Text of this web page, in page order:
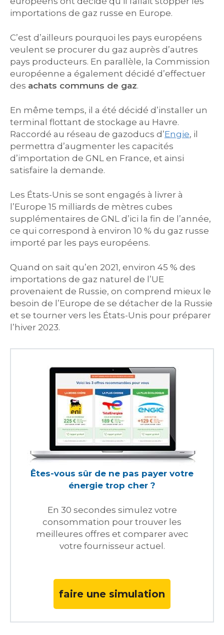
importations de gaz russe en Europe.
C’est d’ailleurs pourquoi les pays européens
veulent se procurer du gaz auprès d’autres
pays producteurs. En parallèle, la Commission
européenne a également décidé d’effectuer
des achats communs de gaz.
En même temps, il a été décidé d’installer un
terminal flottant de stockage au Havre.
Raccordé au réseau de gazoducs d’Engie, il
permettra d’augmenter les capacités
d’importation de GNL en France, et ainsi
satisfaire la demande.
Les États-Unis se sont engagés à livrer à
l’Europe 15 milliards de mètres cubes
supplémentaires de GNL d’ici la fin de l’année,
ce qui correspond à environ 10 % du gaz russe
importé par les pays européens.
Quand on sait qu’en 2021, environ 45 % des
importations de gaz naturel de l’UE
provenaient de Russie, on comprend mieux le
besoin de l’Europe de se détacher de la Russie
et se tourner vers les États-Unis pour préparer
l’hiver 2023.
Êtes-vous sûr de ne pas payer votre
énergie trop cher ?
En 30 secondes simulez votre
consommation pour trouver les
meilleures offres et comparer avec
votre fournisseur actuel.
faire une simulation